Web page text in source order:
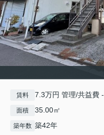
賃料 7.3万円 管理/共益費 -
面積 35.00㎡
築年数 築42年